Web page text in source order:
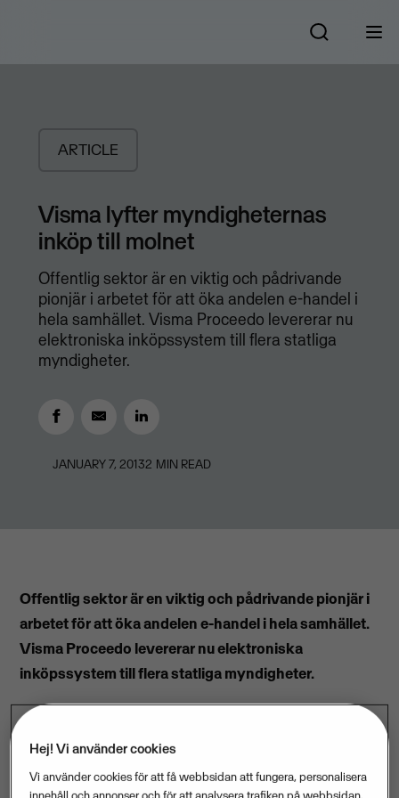
ARTICLE
Visma lyfter myndigheternas
inköp till molnet
Offentlig sektor är en viktig och pådrivande
pionjär i arbetet för att öka andelen e-handel i
hela samhället. Visma Proceedo levererar nu
elektroniska inköpssystem till flera statliga
myndigheter.
JANUARY 7, 20132 MIN READ
Offentlig sektor är en viktig och pådrivande pionjär i
arbetet för att öka andelen e-handel i hela samhället.
Visma Proceedo levererar nu elektroniska
inköpssystem till flera statliga myndigheter.
– Det är viktigt att få förtroende från offentlig sektor
och vara med i myndigheternas frammarsch in i
Hej! Vi använder cookies
Vi använder cookies för att få webbsidan att fungera, personalisera